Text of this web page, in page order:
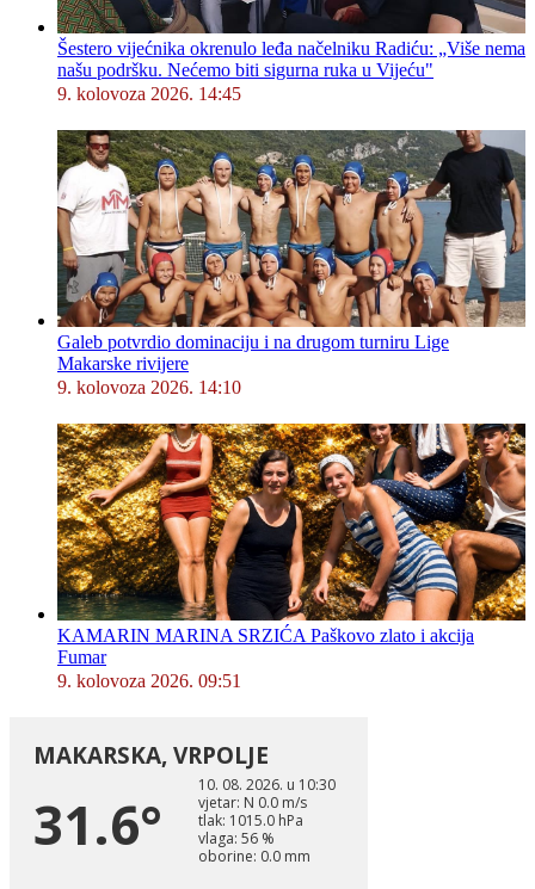
Šestero vijećnika okrenulo leđa načelniku Radiću: „Više nema
našu podršku. Nećemo biti sigurna ruka u Vijeću"
9. kolovoza 2026. 14:45
Galeb potvrdio dominaciju i na drugom turniru Lige
Makarske rivijere
9. kolovoza 2026. 14:10
KAMARIN MARINA SRZIĆA Paškovo zlato i akcija
Fumar
9. kolovoza 2026. 09:51